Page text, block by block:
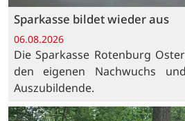
Sparkasse bildet wieder aus
06.08.2026
Die Sparkasse Rotenburg
den eigenen Nachwuchs
Auszubildende.